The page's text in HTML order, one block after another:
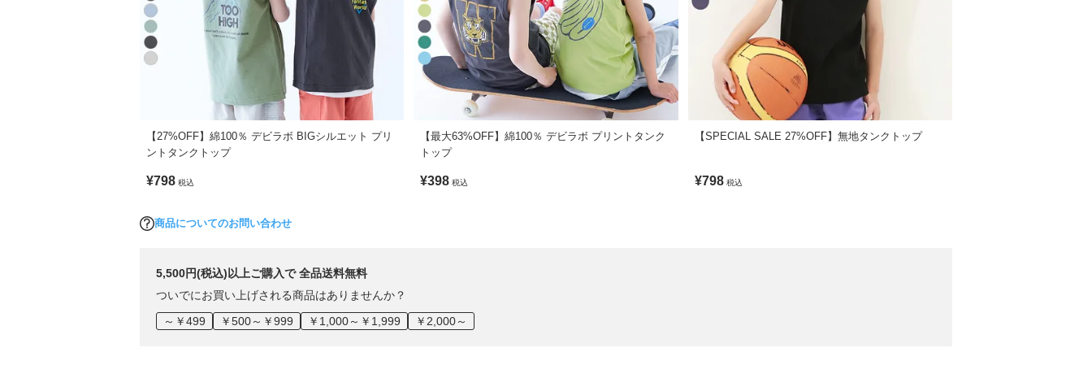
【27%OFF】綿100％ デビラボ BIGシルエット プリ
ントタンクトップ
¥798 税込
【最大63%OFF】綿100％ デビラボ プリントタンク
トップ
¥398 税込
【SPECIAL SALE 27%OFF】無地タンクトップ
¥798 税込
商品についてのお問い合わせ
5,500円(税込)以上ご購入で 全品送料無料
ついでにお買い上げされる商品はありませんか？
～￥499
￥500～￥999 ￥1,000～￥1,999 ￥2,000～